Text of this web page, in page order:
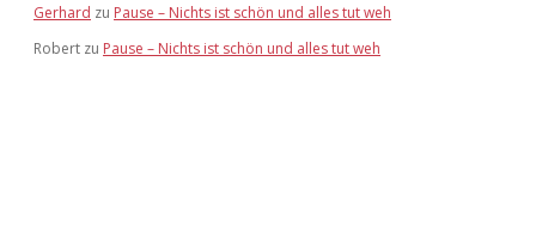
Gerhard zu Pause – Nichts ist schön und alles tut weh
Robert zu Pause – Nichts ist schön und alles tut weh